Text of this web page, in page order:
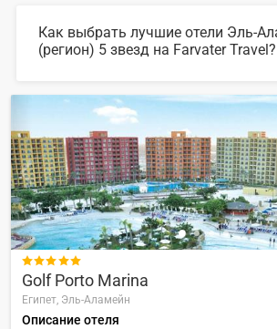
Как выбрать лучшие отели Эль-
(регион) 5 звезд на Farvater Travel?
воспользоваться удобным поиском по
Farvater Travel вы найдете множество
отзывов про лучшие отели Эль-
звезд

Golf Porto Marina
Египет, Эль-Аламейн
Описание отеля